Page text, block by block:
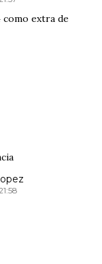
como extra de